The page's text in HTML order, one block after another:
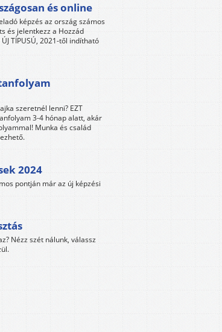
és online
képzés az ország számos
és jelentkezz a Hozzád
TÍPUSÚ, 2021-től indítható
szeretnél lenni? EZT
3-4 hónap alatt, akár
Munka és család
2024
pontján már az új képzési
Nézz szét nálunk, válassz